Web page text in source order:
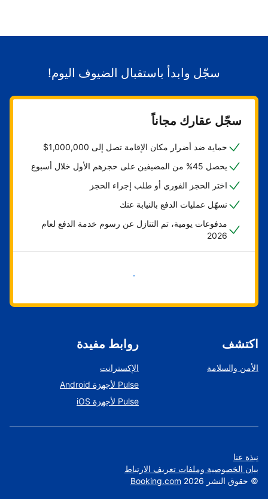
سجّل وابدأ باستقبال الضيوف اليوم!
سجّل عقارك مجاناً
حماية ضد أضرار مكان الإقامة تصل إلى 1,000,000$
يحصل 45% من المضيفين على حجزهم الأول خلال أسبوع
اختر الحجز الفوري أو طلب إجراء الحجز
نسهّل عمليات الدفع بالنيابة عنك
مدفوعات يومية، تم التنازل عن رسوم خدمة الدفع لعام
2026
ابدأ الآن
اكتشف
الأمن والسلامة
روابط مفيدة
الإكسترانت
Pulse لأجهزة Android
Pulse لأجهزة iOS
نبذة عنا
بيان الخصوصية وملفات تعريف الارتباط
© حقوق النشر Booking.com 2026